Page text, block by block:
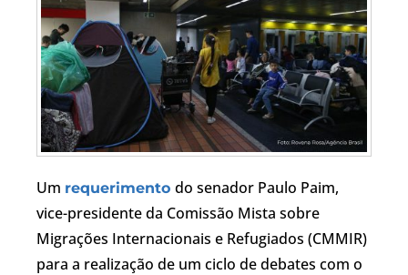
Um requerimento do senador Paulo Paim,
vice-presidente da Comissão Mista sobre
Migrações Internacionais e Refugiados (CMMIR)
para a realização de um ciclo de debates com o